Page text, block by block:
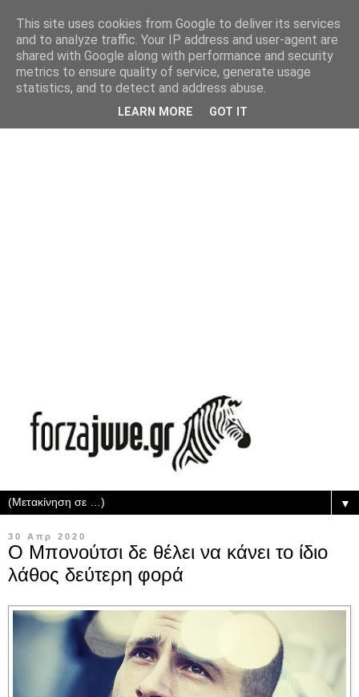
▼
30 Απρ 2020
Ο Μπονούτσι δε θέλει να κάνει το ίδιο
λάθος δεύτερη φορά
This site uses cookies from Google to deliver its services
and to analyze traffic. Your IP address and user-agent are
shared with Google along with performance and security
metrics to ensure quality of service, generate usage
statistics, and to detect and address abuse.
LEARN MORE GOT IT